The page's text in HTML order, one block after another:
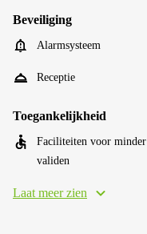
Beveiliging
Alarmsysteem
Receptie
Toegankelijkheid
Faciliteiten voor minder
validen
Laat meer zien